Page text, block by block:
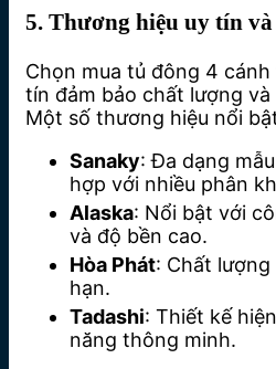
5. Thương hiệu uy tín và
Chọn mua tủ đông 4
tín đảm bảo chất lượng
Một số thương hiệu nổi
Sanaky: Đa dạng
hợp với nhiều phân
Alaska: Nổi bật với
và độ bền cao.
Hòa Phát: Chất
hạn.
Tadashi: Thiết kế
năng thông minh.